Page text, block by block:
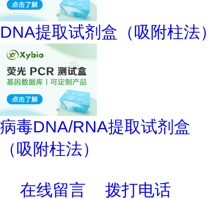
DNA提取试剂盒（吸附柱法）
病毒DNA/RNA提取试剂盒
（吸附柱法）
在线留言 拨打电话